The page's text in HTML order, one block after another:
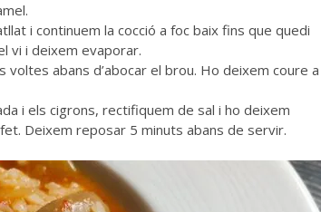
i continuem la cocció a foc baix fins que quedi
vi i deixem evaporar.
voltes abans d’abocar el brou. Ho deixem coure a
i els cigrons, rectifiquem de sal i ho deixem
Deixem reposar 5 minuts abans de servir.